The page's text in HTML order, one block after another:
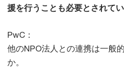
援を行うことも必要とされてい
PwC：
他のNPO法人との連携は一般
か。